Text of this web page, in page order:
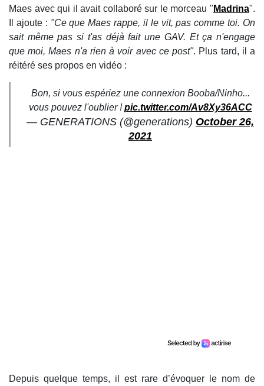
Maes avec qui il avait collaboré sur le morceau " Madrina".
Il ajoute : "Ce que Maes rappe, il le vit, pas comme toi. On
sait même pas si t'as déjà fait une GAV. Et ça n'engage
que moi, Maes n'a rien à voir avec ce post". Plus tard, il a
réitéré ses propos en vidéo :
Bon, si vous espériez une connexion Booba/Ninho...
vous pouvez l'oublier !pic.twitter.com/Av8Xy36ACC
— GENERATIONS (@generations) October 26,
2021
Depuis quelque temps, il est rare d’évoquer le nom de